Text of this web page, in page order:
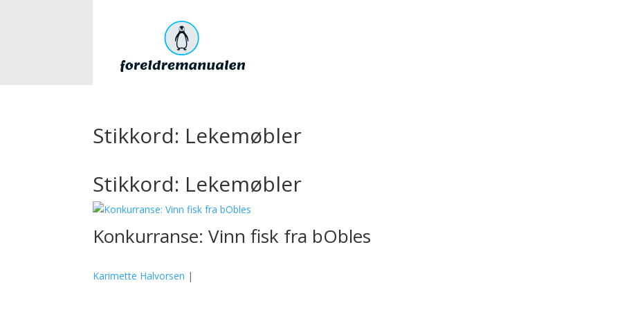
Stikkord: Lekemøbler
Stikkord: Lekemøbler
Konkurranse: Vinn fisk fra bObles
Karimette Halvorsen |